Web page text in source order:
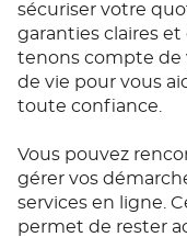
sécuriser votre
garanties claires et
tenons compte de
de vie pour vous
toute confiance.
Vous pouvez
gérer vos
services en ligne.
permet de rester